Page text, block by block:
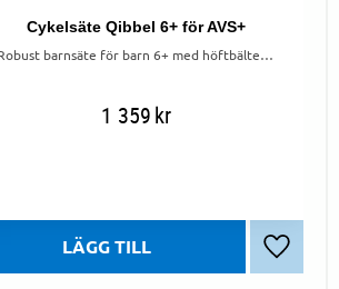
Cykelsäte Qibbel 6+ för AVS+
Robust barnsäte för barn 6+ med höftbälte, fotstöd och AVS+-fäste. Maxvikt 27 kg.
1 359kr
Lägg